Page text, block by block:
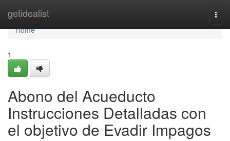
getidealist
Home
Home
1
Abono del Acueducto
Instrucciones Detalladas con
el objetivo de Evadir Impagos